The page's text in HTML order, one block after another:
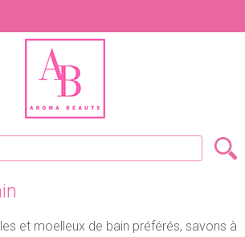
et moelleux de bain préférés, savons à